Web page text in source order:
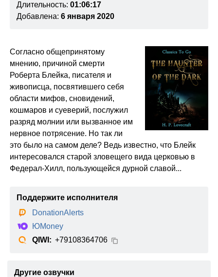
Длительность: 01:06:17
Добавлена: 6 января 2020
Согласно общепринятому
мнению, причиной смерти
Роберта Блейка, писателя и
живописца, посвятившего себя
области мифов, сновидений,
кошмаров и суеверий, послужил
разряд молнии или вызванное им
нервное потрясение. Но так ли
это было на самом деле? Ведь известно, что Блейк
интересовался старой зловещего вида церковью в
Федерал-Хилл, пользующейся дурной славой...
Поддержите исполнителя
DonationAlerts
ЮMoney
QIWI: +79108364706
Другие озвучки